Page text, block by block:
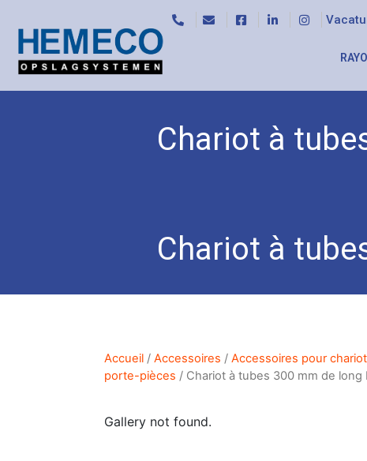
Chariot à
Chariot à
Accueil / Accessoires / Accessoires pour
porte-pièces / Chariot à tubes 300 mm de long
Gallery not found.